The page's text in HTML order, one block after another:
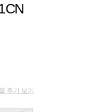
후기 보기